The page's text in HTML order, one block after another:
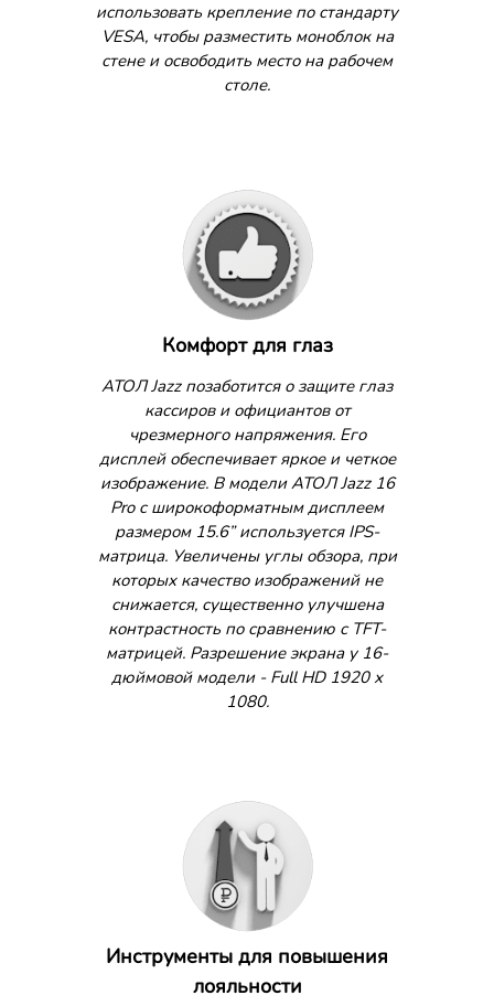
использовать крепление по стандарту
VESA, чтобы разместить моноблок на
стене и освободить место на рабочем
столе.
Комфорт для глаз
АТОЛ Jazz позаботится о защите глаз
кассиров и официантов от
чрезмерного напряжения. Его
дисплей обеспечивает яркое и четкое
изображение. В модели АТОЛ Jazz 16
Pro c широкоформатным дисплеем
размером 15.6” используется IPS-
матрица. Увеличены углы обзора, при
которых качество изображений не
снижается, существенно улучшена
контрастность по сравнению с TFT-
матрицей. Разрешение экрана у 16-
дюймовой модели - Full HD 1920 х
1080.
Инструменты для повышения
лояльности